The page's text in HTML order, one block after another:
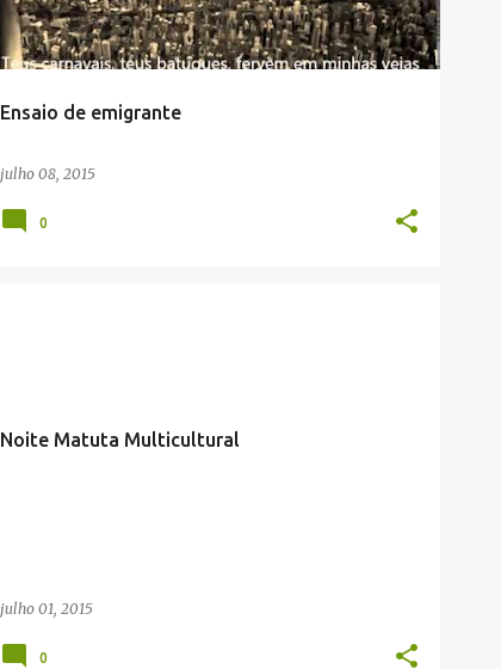
Ensaio de emigrante
julho 08, 2015
0
Noite Matuta Multicultural
julho 01, 2015
0